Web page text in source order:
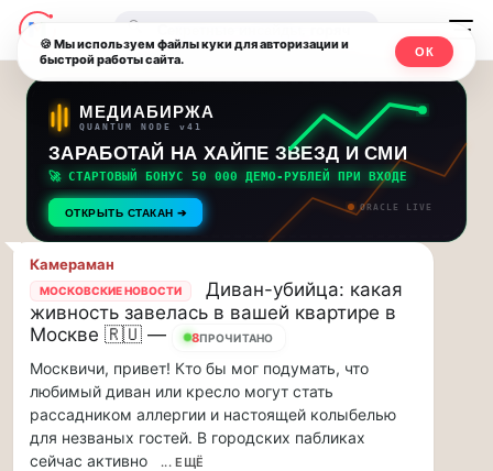
Последние
новости
обновления
потока:
Друзья,
приглашаем
на
музыкальную
прогулку
по
Москве
Чайковского!…
Друзья,
приглашаем
на
Москвичи.net
—
Главный
столичный
чат-
мессенджер,
новости
и
инсайды
Москвы
🔍
МЕДИАБИРЖА
QUANTUM NODE v41
ЗАРАБОТАЙ НА ХАЙПЕ ЗВЕЗД И СМИ
🚀 СТАРТОВЫЙ БОНУС 50 000 ДЕМО-РУБЛЕЙ ПРИ ВХОДЕ
ОТКРЫТЬ СТАКАН ➔ ORACLE LIVE
Камераман
МОСКОВСКИЕ НОВОСТИ
Диван-убийца: какая
живность завелась в вашей квартире в
Москве 🇷🇺 —
8ПРОЧИТАНО
Москвичи, привет! Кто бы мог подумать, что
любимый диван или кресло могут стать
рассадником аллергии и настоящей колыбелью
для незваных гостей. В городских пабликах
сейчас активно
... ЕЩЁ
🍪 Мы используем файлы куки для авторизации и
быстрой работы сайта.
ОК